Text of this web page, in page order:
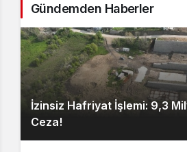
Gündemden Haberler
İzinsiz Hafriyat İşlemi: 9,3
Ceza!